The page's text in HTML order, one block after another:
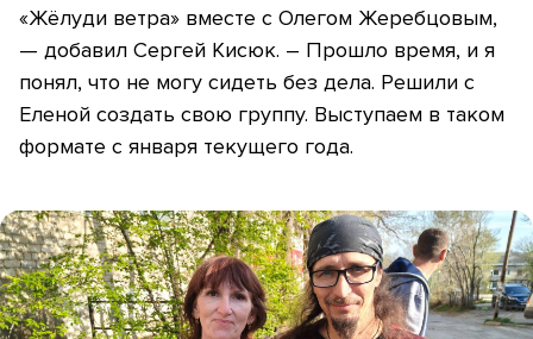
«Жёлуди ветра» вместе с Олегом Жеребцовым,
— добавил Сергей Кисюк. – Прошло время, и я
понял, что не могу сидеть без дела. Решили с
Еленой создать свою группу. Выступаем в таком
формате с января текущего года.